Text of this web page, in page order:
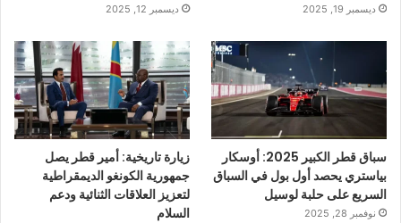
ديسمبر 19, 2025 ديسمبر 12, 2025
سباق قطر الكبير 2025: أوسكار
بياستري يحصد أول بول في السباق
السريع على حلبة لوسيل
نوفمبر 28, 2025
زيارة تاريخية: أمير قطر يصل
جمهورية الكونغو الديمقراطية
لتعزيز العلاقات الثنائية ودعم
السلام